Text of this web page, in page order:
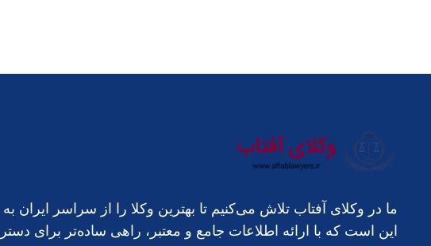
ما در وکلای آفتاب تلاش می‌کنیم تا بهترین وکلا را از سراسر
این است که با ارائه اطلاعات جامع و معتبر، راهی ساده‌تر برای